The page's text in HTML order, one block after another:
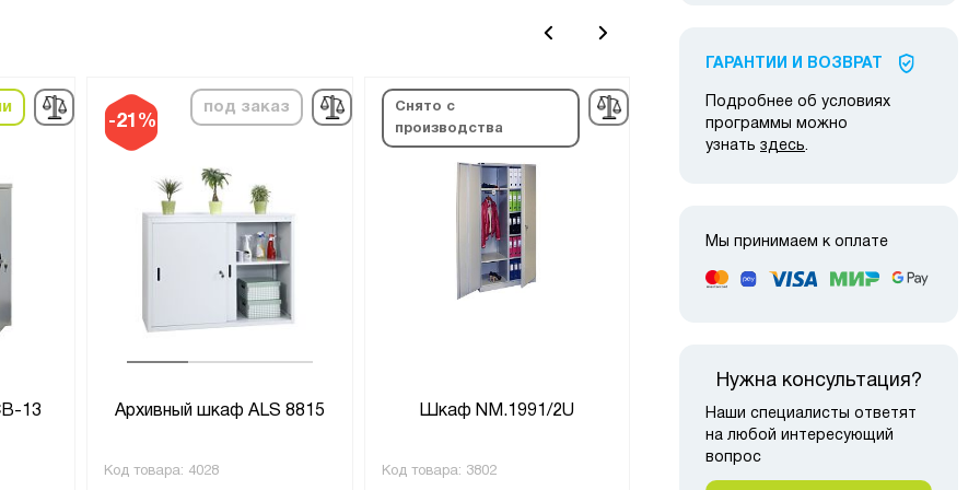
13
-21%
под заказ
Архивный шкаф ALS 8815
Код товара: 4028
Снято с
производства
Шкаф NM.1991/2U
Код товара: 3802
-21%
в наличии
Шкаф архивный ALR 8896
ГАРАНТИИ И ВОЗВРАТ
Подробнее об условиях
программы можно
узнать здесь.
Мы принимаем к оплате
Нужна консультация?
Наши специалисты ответят
на любой интересующий
вопрос